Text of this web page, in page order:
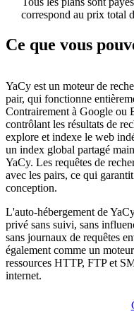
correspond au prix total
Ce que vous
YaCy est un moteur de
pair, qui fonctionne
Contrairement à Google ou
contrôlant les résultats de
explore et indexe le web
un index global partagé
YaCy. Les requêtes de
avec les pairs, ce qui
conception.
L'auto-hébergement de
privé sans suivi, sans
sans journaux de requêtes
également comme un
ressources HTTP, FTP et
internet.